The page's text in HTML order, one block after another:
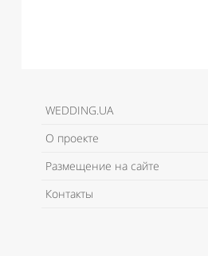
WEDDING.UA
О проекте
Размещение на сайте
Контакты